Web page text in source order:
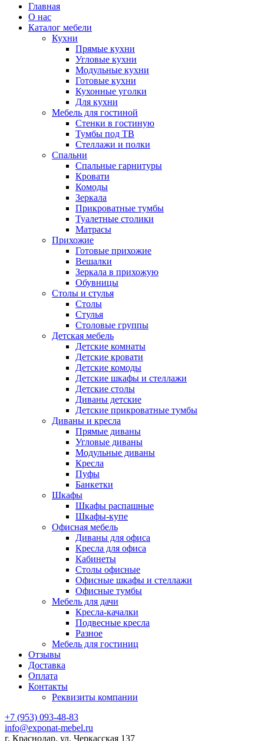
Главная
О нас
Каталог мебели
Кухни
Прямые кухни
Угловые кухни
Модульные кухни
Готовые кухни
Кухонные уголки
Для кухни
Мебель для гостиной
Стенки в гостиную
Тумбы под ТВ
Стеллажи и полки
Спальни
Спальные гарнитуры
Кровати
Комоды
Зеркала
Прикроватные тумбы
Туалетные столики
Матрасы
Прихожие
Готовые прихожие
Вешалки
Зеркала в прихожую
Обувницы
Столы и стулья
Столы
Стулья
Столовые группы
Детская мебель
Детские комнаты
Детские кровати
Детские комоды
Детские шкафы и стеллажи
Детские столы
Диваны детские
Детские прикроватные тумбы
Диваны и кресла
Прямые диваны
Угловые диваны
Модульные диваны
Кресла
Пуфы
Банкетки
Шкафы
Шкафы распашные
Шкафы-купе
Офисная мебель
Диваны для офиса
Кресла для офиса
Кабинеты
Столы офисные
Офисные шкафы и стеллажи
Офисные тумбы
Мебель для дачи
Кресла-качалки
Подвесные кресла
Разное
Мебель для гостиниц
Отзывы
Доставка
Оплата
Контакты
Реквизиты компании
+7 (953) 093-48-83
info@exponat-mebel.ru
г. Краснодар, ул. Черкасская 137